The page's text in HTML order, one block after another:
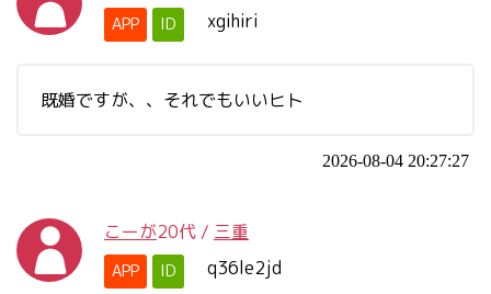
APP ID xgihiri
既婚ですが、、それでもいいヒト
2026-08-04 20:27:27
こーが20代 / 三重
APP ID q36le2jd